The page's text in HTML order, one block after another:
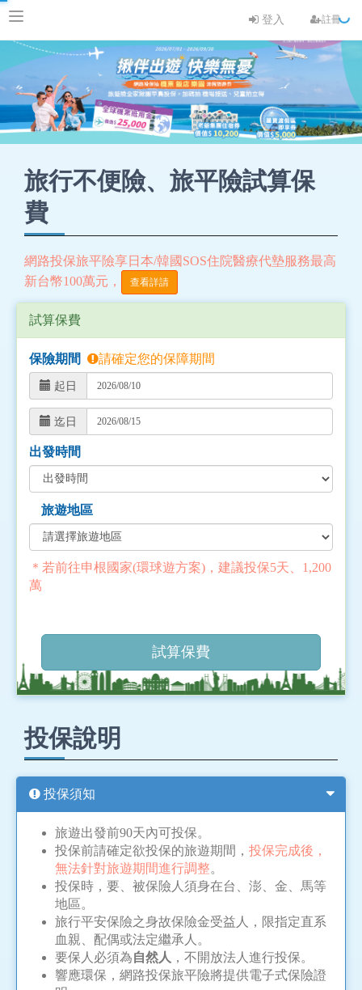
登入 註冊
旅行不便險、旅平險試算保
費
網路投保旅平險享日本/韓國SOS住院醫療代墊服務最高
新台幣100萬元，
查看詳請
試算保費
保險期間 請確定您的保障期間
起日
迄日
出發時間
旅遊地區
＊若前往申根國家(環球遊方案)，建議投保5天、1,200
萬
投保說明
投保須知
旅遊出發前90天內可投保。
投保前請確定欲投保的旅遊期間， 投保完成後，
無法針對旅遊期間進行調整。
投保時，要、被保險人須身在台、澎、金、馬等
地區。
旅行平安保險之身故保險金受益人，限指定直系
血親、配偶或法定繼承人。
要保人必須為自然人 ，不開放法人進行投保。
響應環保，網路投保旅平險將提供電子式保險證